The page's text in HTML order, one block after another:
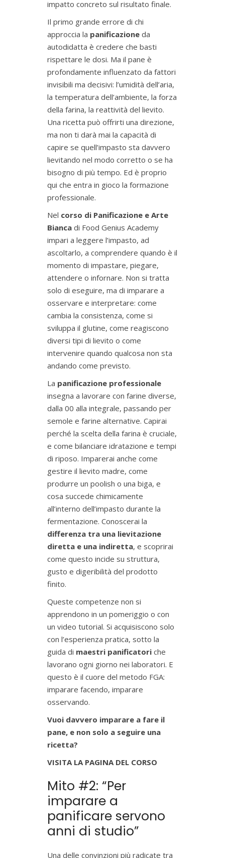
impatto concreto sul risultato finale.
Il primo grande errore di chi
approccia la panificazione da
autodidatta è credere che basti
rispettare le dosi. Ma il pane è
profondamente influenzato da fattori
invisibili ma decisivi: l’umidità dell’aria,
la temperatura dell’ambiente, la forza
della farina, la reattività del lievito.
Una ricetta può offrirti una direzione,
ma non ti darà mai la capacità di
capire se quell’impasto sta davvero
lievitando nel modo corretto o se ha
bisogno di più tempo. Ed è proprio
qui che entra in gioco la formazione
professionale.
Nel corso di Panificazione e Arte
Bianca di Food Genius Academy
impari a leggere l’impasto, ad
ascoltarlo, a comprendere quando è il
momento di impastare, piegare,
attendere o infornare. Non si tratta
solo di eseguire, ma di imparare a
osservare e interpretare: come
cambia la consistenza, come si
sviluppa il glutine, come reagiscono
diversi tipi di lievito o come
intervenire quando qualcosa non sta
andando come previsto.
La panificazione professionale
insegna a lavorare con farine diverse,
dalla 00 alla integrale, passando per
semole e farine alternative. Capirai
perché la scelta della farina è cruciale,
e come bilanciare idratazione e tempi
di riposo. Imparerai anche come
gestire il lievito madre, come
produrre un poolish o una biga, e
cosa succede chimicamente
all’interno dell’impasto durante la
fermentazione. Conoscerai la
differenza tra una lievitazione
diretta e una indiretta, e scoprirai
come questo incide su struttura,
gusto e digeribilità del prodotto
finito.
Queste competenze non si
apprendono in un pomeriggio o con
un video tutorial. Si acquisiscono solo
con l’esperienza pratica, sotto la
guida di maestri panificatori che
lavorano ogni giorno nei laboratori. E
questo è il cuore del metodo FGA:
imparare facendo, imparare
osservando.
Vuoi davvero imparare a fare il
pane, e non solo a seguire una
ricetta?
VISITA LA PAGINA DEL CORSO
Mito #2: “Per
imparare a
panificare servono
anni di studio”
Una delle convinzioni più radicate tra